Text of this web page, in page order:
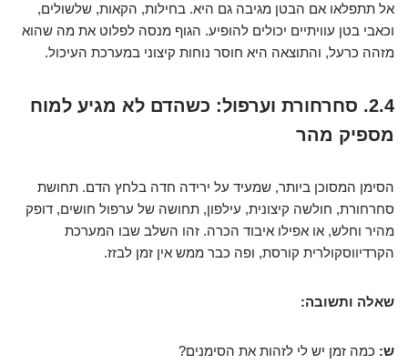
אל תתפלאו אם הבטן מגיבה גם היא. בחילות, הקאות, שלשולים,
וכאבי בטן עוויתיים יכולים להופיע. הגוף מנסה לפלוט את מה שהוא
מזהה כרעל, והתוצאה היא חוסר נוחות קיצוני במערכת העיכול.
2.4. סחרחורת וערפול: כשהדם לא מגיע למוח
מספיק מהר
הסימן המסוכן ביותר, שמעיד על ירידה חדה בלחץ הדם. תחושת
סחרחורת, חולשה קיצונית, עילפון, תחושה של ערפול חושים, דופק
מהיר וחלש, או אפילו איבוד הכרה. זהו השלב שבו המערכת
הקרדיווסקולרית קורסת, ופה כבר ממש אין זמן לבזז.
שאלה ותשובה:
ש: כמה זמן יש לי לזהות את הסימנים?